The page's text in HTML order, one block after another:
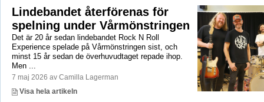
Lindebandet återförenas för
spelning under Vårmönstringen
Det är 20 år sedan lindebandet Rock N Roll
Experience spelade på Vårmönstringen sist, och
minst 15 år sedan de överhuvudtaget repade ihop.
Men ...
7 maj 2026 av Camilla Lagerman
Visa hela artikeln